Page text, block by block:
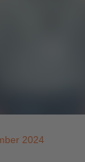
2024